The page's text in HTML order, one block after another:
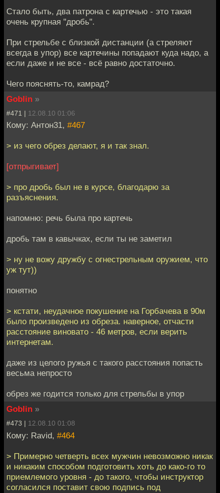
Стало быть, два патрона с картечью - это такая
очень крупная "дробь".
При стрельбе с близкой дистанции (а стреляют
всегда в упор) все картечины попадают куда надо, а
если даже и не все - всё равно достаточно.
Чего пояснять-то, камрад?
Goblin »
#471 | 12.08.10 01:06
Кому: Антон31, #467
> из чего обрез делают, я и так знал.
[отпрыгивает]
> про дробь был не в курсе, благодарю за
разъяснения.
напомню: речь была про картечь
дробь там в кавычках, если ты не заметил
> ну не вожу дружбу с огнестрельным оружием, что
уж тут))
понятно
> кстати, неудачное покушение на Горбачева в 90м
было произведено из обреза. наверное, отчасти
расстояние виновато - 46 метров, если верить
интернетам.
даже из целого ружья с такого расстояния попасть
весьма непросто
обрез же годится только для стрельбы в упор
Goblin »
#473 | 12.08.10 01:08
Кому: Ravid, #464
> Примерно четверть всех мужчин невозможно никак
и никаким способом подготовить хоть до како-го то
приемлемого уровня - до такого, чтобы инструктор
согласился поставит свою подпись под